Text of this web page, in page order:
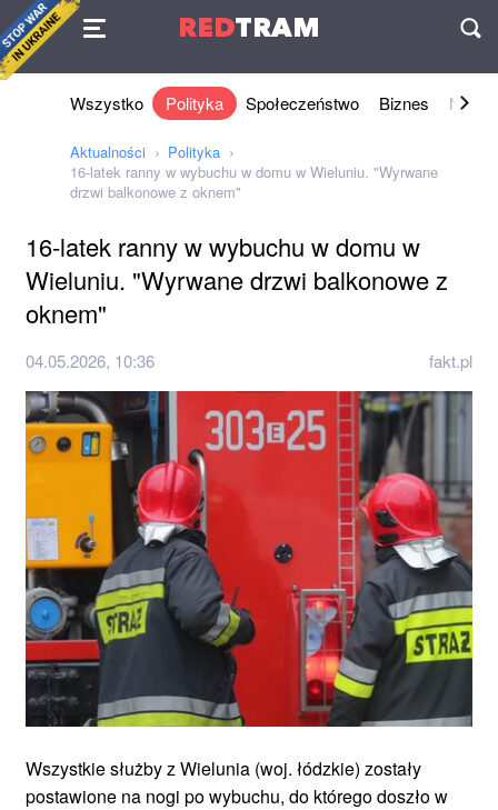
REDTRAM
Umowa
Wszystko Polityka Społeczeństwo Biznes Nauki
Aktualności
Polityka
16-latek ranny w wybuchu w domu w Wieluniu. "Wyrwane
drzwi balkonowe z oknem"
16-latek ranny w wybuchu w domu w
Wieluniu. "Wyrwane drzwi balkonowe z
oknem"
04.05.2026, 10:36 fakt.pl
Wszystkie służby z Wielunia (woj. łódzkie) zostały
postawione na nogi po wybuchu, do którego doszło w